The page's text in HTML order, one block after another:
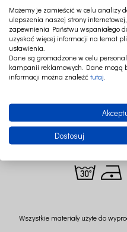
Po skończonej zabawie będzie
Korona dostępna w wersji z różyczką
Wszystkie materiały użyte do
Możemy je zamieścić w celu analizy
ulepszenia naszej strony
zapewnienia Państwu wspaniałego
uzyskać więcej informacji na temat
ustawienia.
Dane są gromadzone w celu
kampanii reklamowych. Dane mogą
informacji można znaleźć tutaj
Dostosuj